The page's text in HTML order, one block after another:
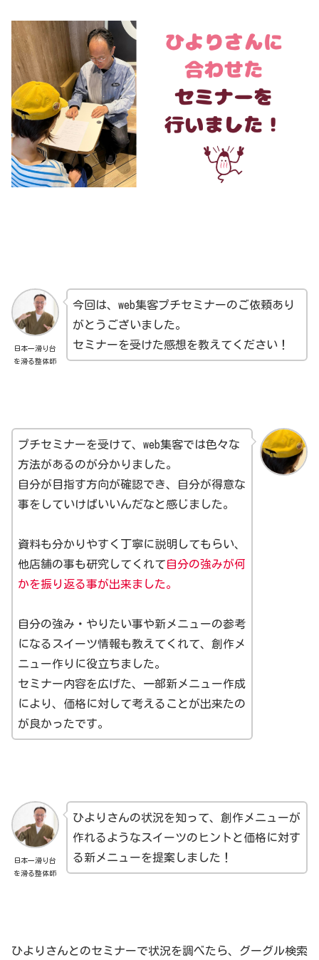
日本一滑り台
を滑る整体師
今回は、web集客プチセミナーのご依頼あり
がとうございました。
セミナーを受けた感想を教えてください！
プチセミナーを受けて、web集客では色々な
方法があるのが分かりました。
自分が目指す方向が確認でき、自分が得意な
事をしていけばいいんだなと感じました。
資料も分かりやすく丁寧に説明してもらい、
他店舗の事も研究してくれて自分の強みが何
かを振り返る事が出来ました。
自分の強み・やりたい事や新メニューの参考
になるスイーツ情報も教えてくれて、創作メ
ニュー作りに役立ちました。
セミナー内容を広げた、一部新メニュー作成
により、価格に対して考えることが出来たの
が良かったです。
日本一滑り台
を滑る整体師
ひよりさんの状況を知って、創作メニューが
作れるようなスイーツのヒントと価格に対す
る新メニューを提案しました！
ひよりさんとのセミナーで状況を調べたら、グーグル検索